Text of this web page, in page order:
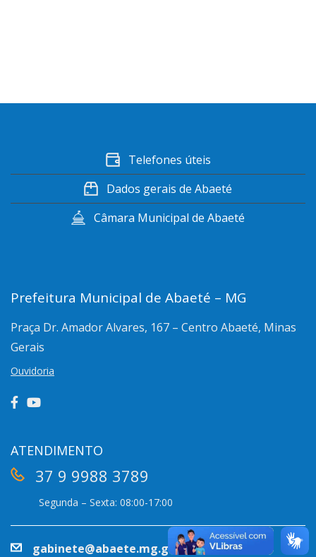
Telefones úteis
Dados gerais de Abaeté
Câmara Municipal de Abaeté
Prefeitura Municipal de Abaeté – MG
Praça Dr. Amador Alvares, 167 – Centro Abaeté, Minas
Gerais
Ouvidoria
ATENDIMENTO
37 9 9988 3789
Segunda – Sexta: 08:00-17:00
gabinete@abaete.mg.gov.br